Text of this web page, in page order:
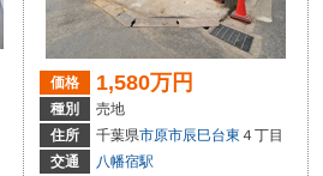
価格 1,580万円
種別
売地
住所
千葉県市原市辰巳台東 ４丁目
交通
八幡宿駅